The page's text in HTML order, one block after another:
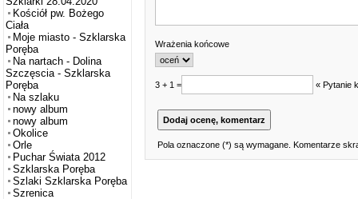
Kościół pw. Bożego
Ciała
Moje miasto - Szklarska
Poręba
Na nartach - Dolina
Szczęscia - Szklarska
Poręba
Na szlaku
nowy album
nowy album
Okolice
Orle
Puchar Świata 2012
Szklarska Poręba
Szlaki Szklarska Poręba
Szrenica
Wrażenia końcowe
3 + 1 = « Pytanie
Pola oznaczone (*) są wymagane. Komentarze